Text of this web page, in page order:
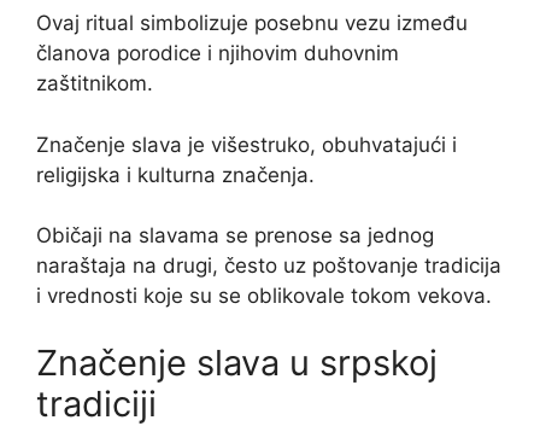
Ovaj ritual simbolizuje posebnu vezu između
članova porodice i njihovim duhovnim
zaštitnikom.
Značenje slava je višestruko, obuhvatajući i
religijska i kulturna značenja.
Običaji na slavama se prenose sa jednog
naraštaja na drugi, često uz poštovanje tradicija
i vrednosti koje su se oblikovale tokom vekova.
Značenje slava u srpskoj
tradiciji